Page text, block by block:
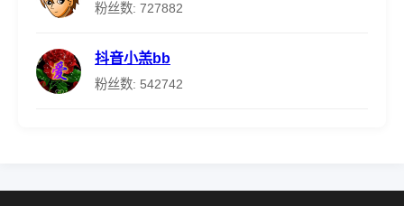
粉丝数: 727882
抖音小羔bb
粉丝数: 542742